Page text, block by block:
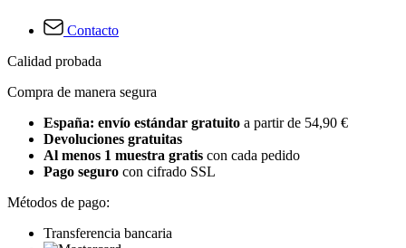
Contacto
Calidad probada
Compra de manera segura
España: envío estándar gratuito a partir de 54,90 €
Devoluciones gratuitas
Al menos 1 muestra gratis con cada pedido
Pago seguro con cifrado SSL
Métodos de pago:
Transferencia bancaria